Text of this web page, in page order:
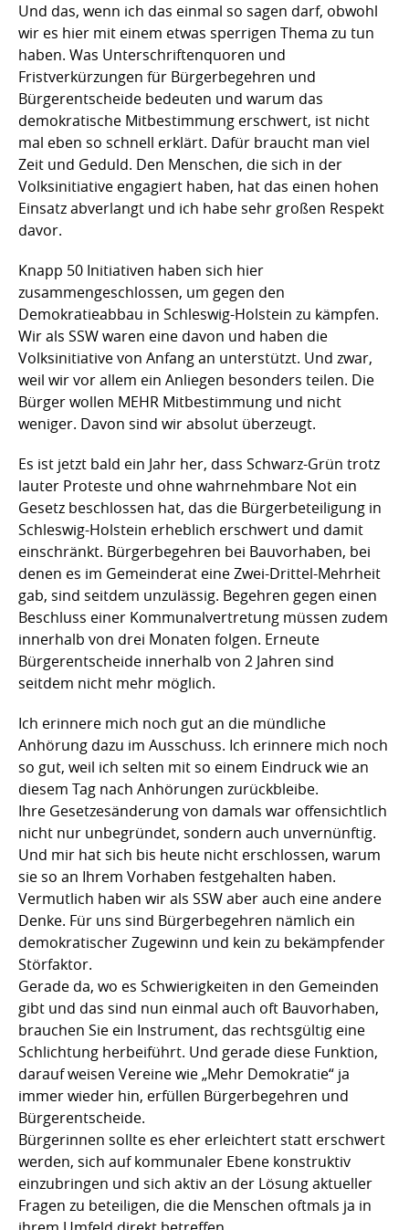
Und das, wenn ich das einmal so sagen darf, obwohl
wir es hier mit einem etwas sperrigen Thema zu tun
haben. Was Unterschriftenquoren und
Fristverkürzungen für Bürgerbegehren und
Bürgerentscheide bedeuten und warum das
demokratische Mitbestimmung erschwert, ist nicht
mal eben so schnell erklärt. Dafür braucht man viel
Zeit und Geduld. Den Menschen, die sich in der
Volksinitiative engagiert haben, hat das einen hohen
Einsatz abverlangt und ich habe sehr großen Respekt
davor.
Knapp 50 Initiativen haben sich hier
zusammengeschlossen, um gegen den
Demokratieabbau in Schleswig-Holstein zu kämpfen.
Wir als SSW waren eine davon und haben die
Volksinitiative von Anfang an unterstützt. Und zwar,
weil wir vor allem ein Anliegen besonders teilen. Die
Bürger wollen MEHR Mitbestimmung und nicht
weniger. Davon sind wir absolut überzeugt.
Es ist jetzt bald ein Jahr her, dass Schwarz-Grün trotz
lauter Proteste und ohne wahrnehmbare Not ein
Gesetz beschlossen hat, das die Bürgerbeteiligung in
Schleswig-Holstein erheblich erschwert und damit
einschränkt. Bürgerbegehren bei Bauvorhaben, bei
denen es im Gemeinderat eine Zwei-Drittel-Mehrheit
gab, sind seitdem unzulässig. Begehren gegen einen
Beschluss einer Kommunalvertretung müssen zudem
innerhalb von drei Monaten folgen. Erneute
Bürgerentscheide innerhalb von 2 Jahren sind
seitdem nicht mehr möglich.
Ich erinnere mich noch gut an die mündliche
Anhörung dazu im Ausschuss. Ich erinnere mich noch
so gut, weil ich selten mit so einem Eindruck wie an
diesem Tag nach Anhörungen zurückbleibe.
Ihre Gesetzesänderung von damals war offensichtlich
nicht nur unbegründet, sondern auch unvernünftig.
Und mir hat sich bis heute nicht erschlossen, warum
sie so an Ihrem Vorhaben festgehalten haben.
Vermutlich haben wir als SSW aber auch eine andere
Denke. Für uns sind Bürgerbegehren nämlich ein
demokratischer Zugewinn und kein zu bekämpfender
Störfaktor.
Gerade da, wo es Schwierigkeiten in den Gemeinden
gibt und das sind nun einmal auch oft Bauvorhaben,
brauchen Sie ein Instrument, das rechtsgültig eine
Schlichtung herbeiführt. Und gerade diese Funktion,
darauf weisen Vereine wie „Mehr Demokratie“ ja
immer wieder hin, erfüllen Bürgerbegehren und
Bürgerentscheide.
Bürgerinnen sollte es eher erleichtert statt erschwert
werden, sich auf kommunaler Ebene konstruktiv
einzubringen und sich aktiv an der Lösung aktueller
Fragen zu beteiligen, die die Menschen oftmals ja in